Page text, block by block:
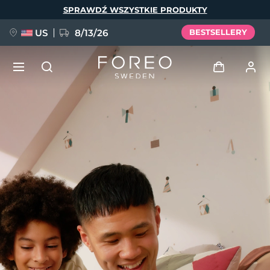
SPRAWDŹ WSZYSTKIE PRODUKTY
US 8/13/26 BESTSELLERY
Profil użytkownika
Moje zamówienia
Moje subskrypcje
NOWOŚĆ
FAQ™ Pure Beauty-Tech Elixir
BREAKING NEWS
issa™ Teeth Whitening Set
Język
English Deutsch
Español
Français
Italiano
Polski
Svenska
Русский
Türkçe
简体中文